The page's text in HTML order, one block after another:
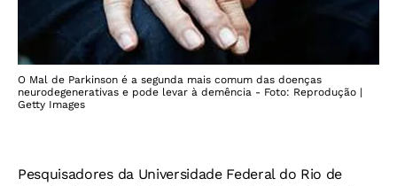
O Mal de Parkinson é a segunda mais comum das doenças
neurodegenerativas e pode levar à demência - Foto: Reprodução |
Getty Images
Pesquisadores da Universidade Federal do Rio de